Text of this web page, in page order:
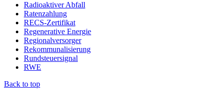
Radioaktiver Abfall
Ratenzahlung
RECS-Zertifikat
Regenerative Energie
Regionalversorger
Rekommunalisierung
Rundsteuersignal
RWE
Back to top